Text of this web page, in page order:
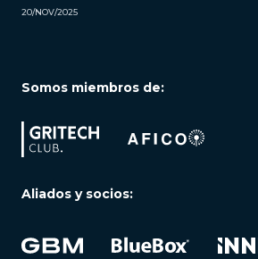
20/NOV/2025
Somos miembros de:
Aliados y socios: